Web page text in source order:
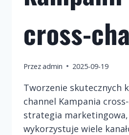
cross-
Przezadmin 2025-09-19
Tworzenie skutecznych
channel Kampania
strategia
wykorzystuje wiele